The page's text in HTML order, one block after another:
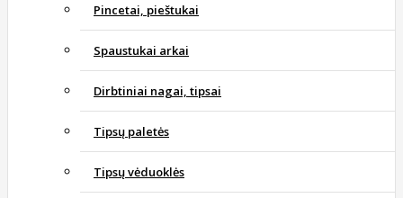
Pincetai, pieštukai
Spaustukai arkai
Dirbtiniai nagai, tipsai
Tipsų paletės
Tipsų vėduoklės